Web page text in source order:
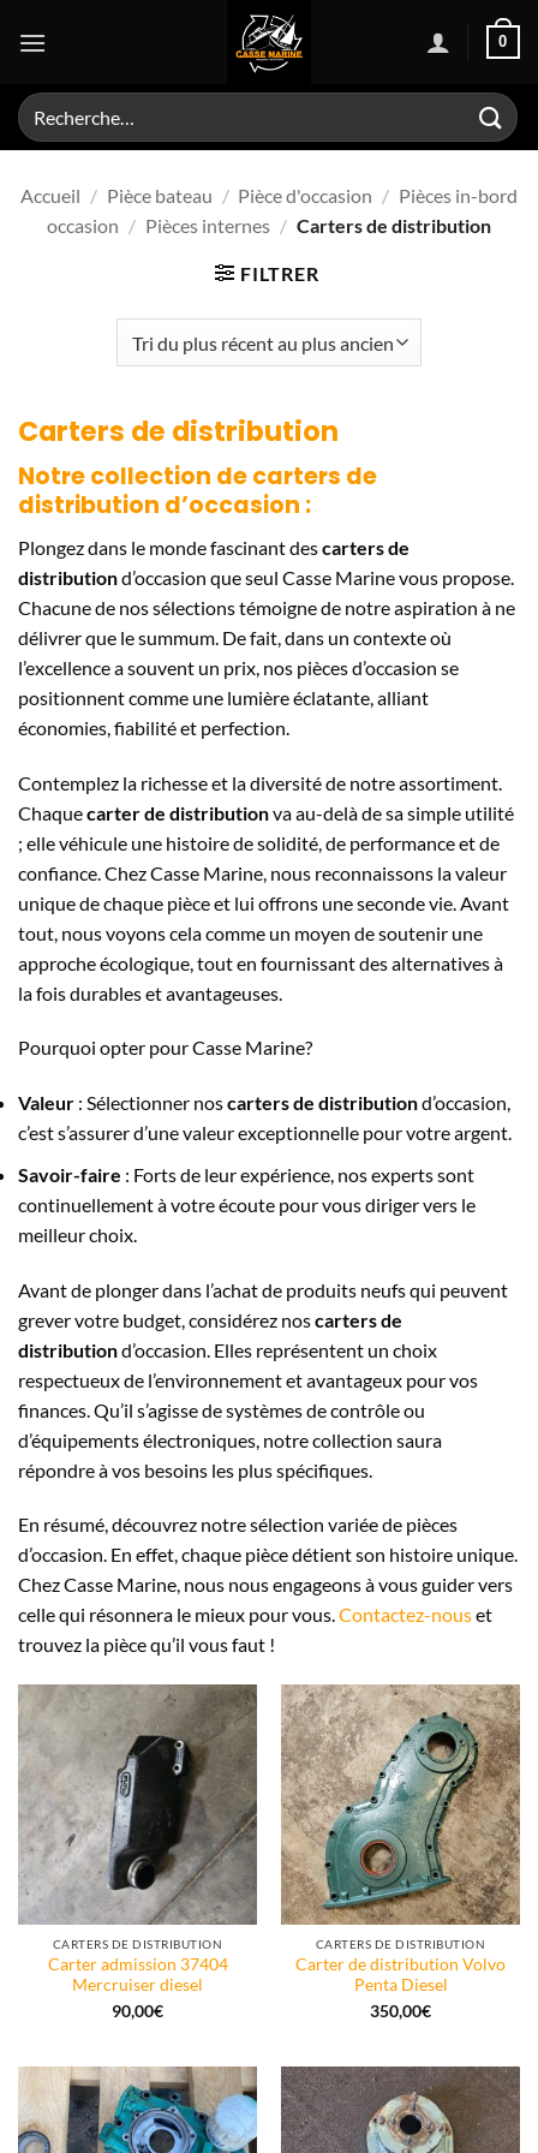
0
Recherche
pour :
Accueil / Pièce bateau / Pièce d'occasion / Pièces in-bord
occasion / Pièces internes / Carters de distribution
FILTRER
Carters de distribution
Notre collection decarters de
distribution d’occasion :
Plongez dans le monde fascinant descarters de
distributiond’occasion que seul Casse Marine vous propose.
Chacune de nos sélections témoigne de notre aspiration à ne
délivrer que le summum. De fait, dans un contexte où
l’excellence a souvent un prix, nos pièces d’occasion se
positionnent comme une lumière éclatante, alliant
économies, fiabilité et perfection.
Contemplez la richesse et la diversité de notre assortiment.
Chaquecarter de distributionva au-delà de sa simple utilité
; elle véhicule une histoire de solidité, de performance et de
confiance. Chez Casse Marine, nous reconnaissons la valeur
unique de chaque pièce et lui offrons une seconde vie. Avant
tout, nous voyons cela comme un moyen de soutenir une
approche écologique, tout en fournissant des alternatives à
la fois durables et avantageuses.
Pourquoi opter pour Casse Marine?
Valeur : Sélectionner noscarters de distributiond’occasion,
c’est s’assurer d’une valeur exceptionnelle pour votre argent.
Savoir-faire : Forts de leur expérience, nos experts sont
continuellement à votre écoute pour vous diriger vers le
meilleur choix.
Avant de plonger dans l’achat de produits neufs qui peuvent
grever votre budget, considérez noscarters de
distributiond’occasion. Elles représentent un choix
respectueux de l’environnement et avantageux pour vos
finances. Qu’il s’agisse de systèmes de contrôle ou
d’équipements électroniques, notre collection saura
répondre à vos besoins les plus spécifiques.
En résumé, découvrez notre sélection variée de pièces
d’occasion. En effet, chaque pièce détient son histoire unique.
Chez Casse Marine, nous nous engageons à vous guider vers
celle qui résonnera le mieux pour vous.Contactez-nouset
trouvez la pièce qu’il vous faut !
CARTERS DE DISTRIBUTION
Carter admission 37404
Mercruiser diesel
90,00€
CARTERS DE DISTRIBUTION
Carter de distribution Volvo
Penta Diesel
350,00€